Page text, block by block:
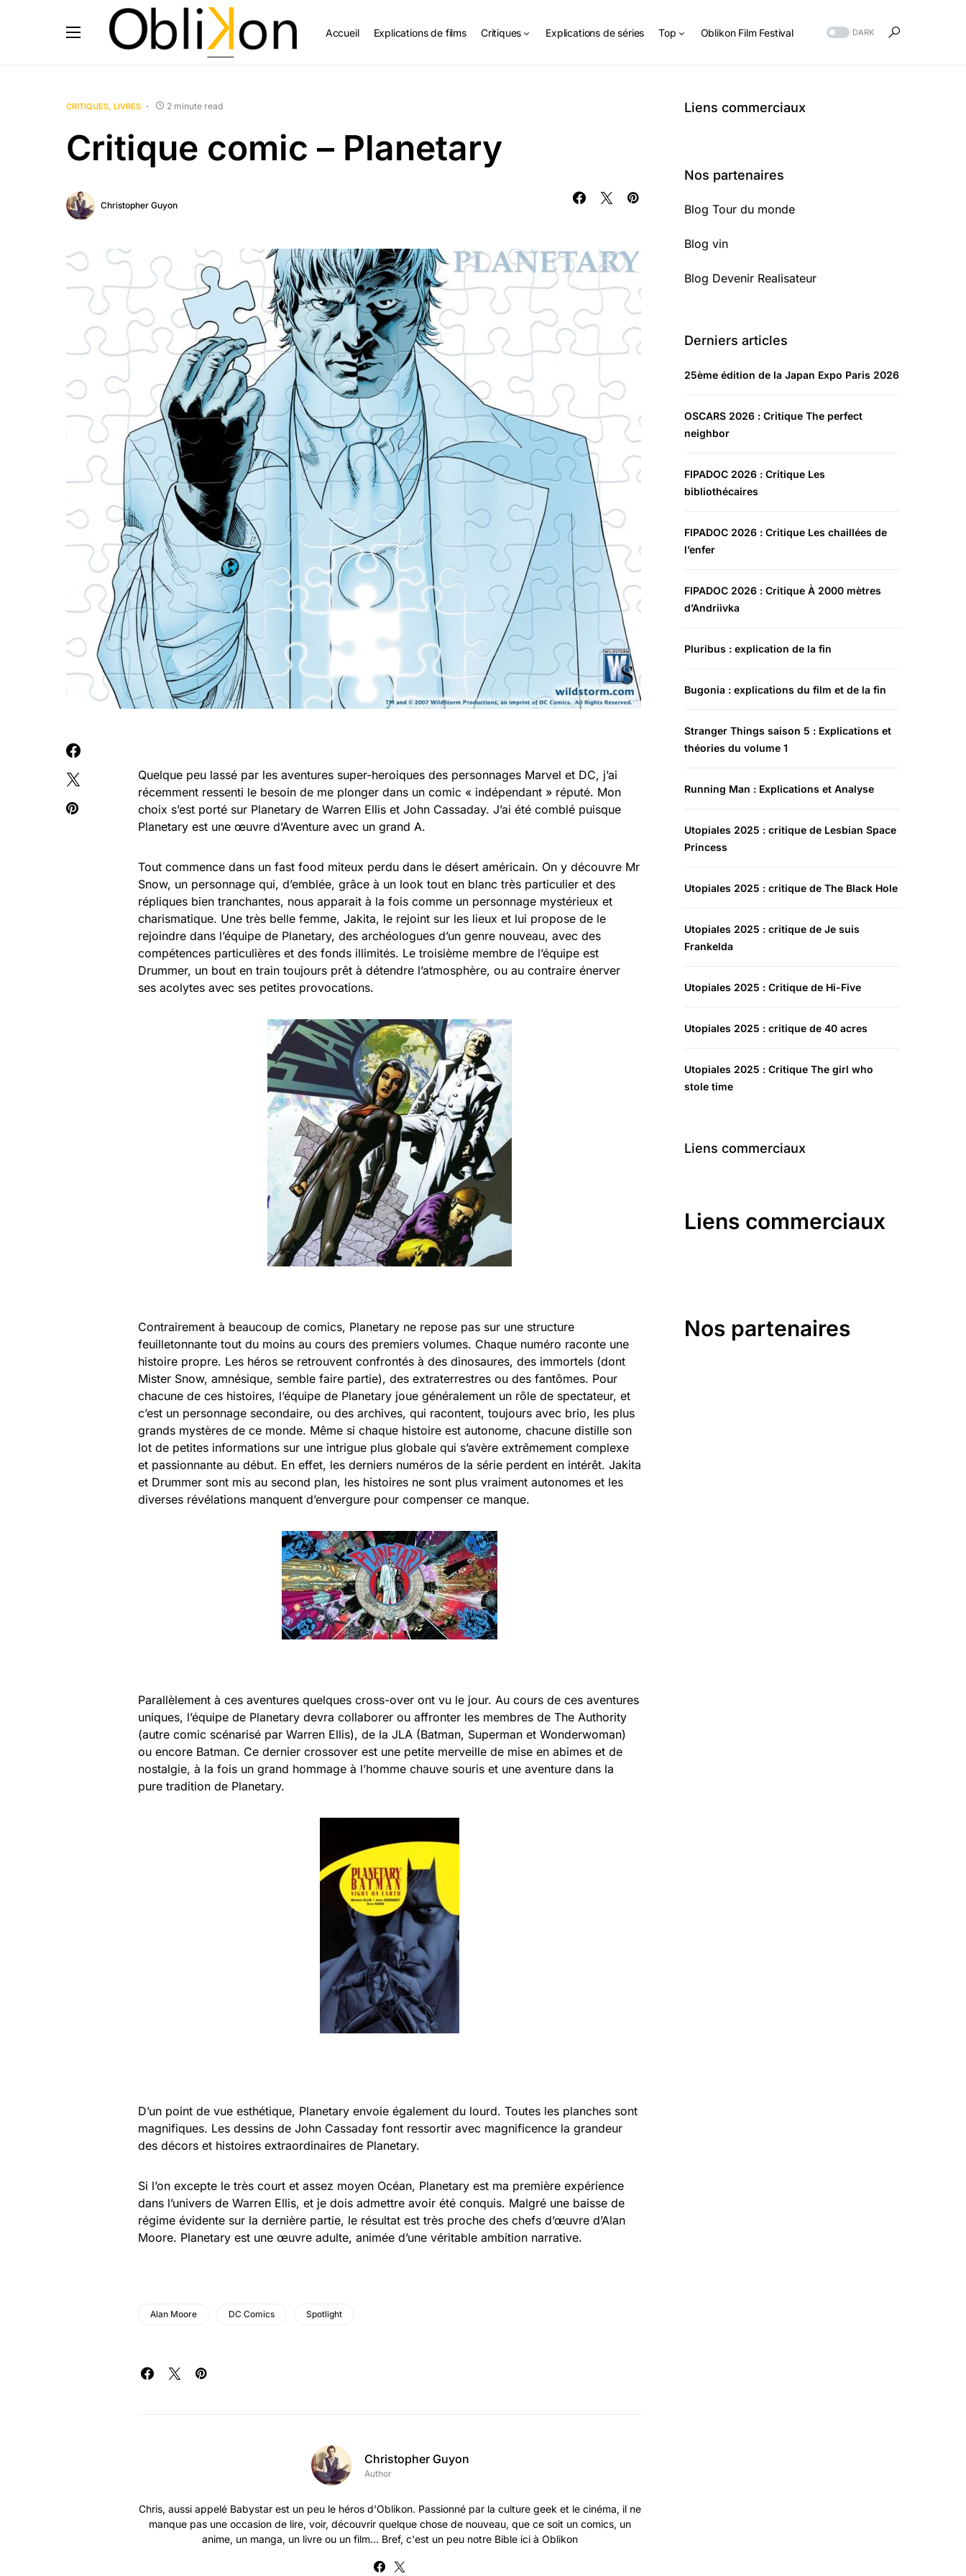
Accueil Explications de films Critiques Explications de séries Top Oblikon Film Festival DARK
CRITIQUES LIVRES 2 minute read
Critique comic – Planetary
Christopher Guyon
Quelque peu lassé par les aventures super-heroiques des personnages Marvel et DC, j’ai
récemment ressenti le besoin de me plonger dans un comic « indépendant » réputé. Mon
choix s’est porté sur Planetary de Warren Ellis et John Cassaday. J’ai été comblé puisque
Planetary est une œuvre d’Aventure avec un grand A.
Tout commence dans un fast food miteux perdu dans le désert américain. On y découvre Mr
Snow, un personnage qui, d’emblée, grâce à un look tout en blanc très particulier et des
répliques bien tranchantes, nous apparait à la fois comme un personnage mystérieux et
charismatique. Une très belle femme, Jakita, le rejoint sur les lieux et lui propose de le
rejoindre dans l’équipe de Planetary, des archéologues d’un genre nouveau, avec des
compétences particulières et des fonds illimités. Le troisième membre de l’équipe est
Drummer, un bout en train toujours prêt à détendre l’atmosphère, ou au contraire énerver
ses acolytes avec ses petites provocations.
Contrairement à beaucoup de comics, Planetary ne repose pas sur une structure
feuilletonnante tout du moins au cours des premiers volumes. Chaque numéro raconte une
histoire propre. Les héros se retrouvent confrontés à des dinosaures, des immortels (dont
Mister Snow, amnésique, semble faire partie), des extraterrestres ou des fantômes. Pour
chacune de ces histoires, l’équipe de Planetary joue généralement un rôle de spectateur, et
c’est un personnage secondaire, ou des archives, qui racontent, toujours avec brio, les plus
grands mystères de ce monde. Même si chaque histoire est autonome, chacune distille son
lot de petites informations sur une intrigue plus globale qui s’avère extrêmement complexe
et passionnante au début. En effet, les derniers numéros de la série perdent en intérêt. Jakita
et Drummer sont mis au second plan, les histoires ne sont plus vraiment autonomes et les
diverses révélations manquent d’envergure pour compenser ce manque.
Parallèlement à ces aventures quelques cross-over ont vu le jour. Au cours de ces aventures
uniques, l’équipe de Planetary devra collaborer ou affronter les membres de The Authority
(autre comic scénarisé par Warren Ellis), de la JLA (Batman, Superman et Wonderwoman)
ou encore Batman. Ce dernier crossover est une petite merveille de mise en abimes et de
nostalgie, à la fois un grand hommage à l’homme chauve souris et une aventure dans la
pure tradition de Planetary.
D’un point de vue esthétique, Planetary envoie également du lourd. Toutes les planches sont
magnifiques. Les dessins de John Cassaday font ressortir avec magnificence la grandeur
des décors et histoires extraordinaires de Planetary.
Si l’on excepte le très court et assez moyen Océan, Planetary est ma première expérience
dans l’univers de Warren Ellis, et je dois admettre avoir été conquis. Malgré une baisse de
régime évidente sur la dernière partie, le résultat est très proche des chefs d’œuvre d’Alan
Moore. Planetary est une œuvre adulte, animée d’une véritable ambition narrative.
Alan Moore DC Comics Spotlight
Christopher Guyon
Author
Chris, aussi appelé Babystar est un peu le héros d'Oblikon. Passionné par la culture geek et le cinéma, il ne
manque pas une occasion de lire, voir, découvrir quelque chose de nouveau, que ce soit un comics, un
anime, un manga, un livre ou un film... Bref, c'est un peu notre Bible ici à Oblikon
Liens commerciaux
Nos partenaires
Blog Tour du monde
Blog vin
Blog Devenir Realisateur
Derniers articles
25ème édition de la Japan Expo Paris 2026
OSCARS 2026 : Critique The perfect
neighbor
FIPADOC 2026 : Critique Les
bibliothécaires
FIPADOC 2026 : Critique Les chaillées de
l’enfer
FIPADOC 2026 : Critique À 2000 mètres
d’Andriivka
Pluribus : explication de la fin
Bugonia : explications du film et de la fin
Stranger Things saison 5 : Explications et
théories du volume 1
Running Man : Explications et Analyse
Utopiales 2025 : critique de Lesbian Space
Princess
Utopiales 2025 : critique de The Black Hole
Utopiales 2025 : critique de Je suis
Frankelda
Utopiales 2025 : Critique de Hi-Five
Utopiales 2025 : critique de 40 acres
Utopiales 2025 : Critique The girl who
stole time
Liens commerciaux
Liens commerciaux
Nos partenaires